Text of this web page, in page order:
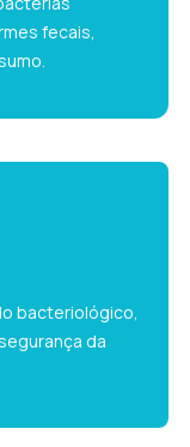
fecais,
bacteriológico,
da